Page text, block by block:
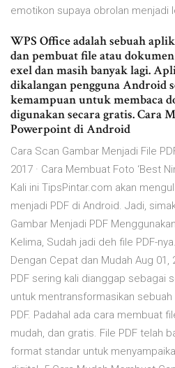
emotikon supaya obrolan menjadi
WPS Office adalah sebuah
dan pembuat file atau
exel dan masih banyak lagi.
dikalangan pengguna Android
kemampuan untuk membaca
digunakan secara gratis. Cara
Powerpoint di Android
Cara Scan Gambar Menjadi File
2017 · Cara Membuat Foto ‘Best
Kali ini TipsPintar.com akan
menjadi PDF di Android. Jadi,
Gambar Menjadi PDF
Kelima, Sudah jadi deh file PDF-
Dengan Cepat dan Mudah Aug 01,
PDF sering kali dianggap sebagai
untuk mentransformasikan
PDF. Padahal ada cara membuat
mudah, dan gratis. File PDF telah
format standar untuk